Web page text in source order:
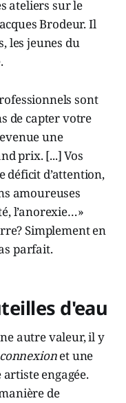
ateliers sur le
Brodeur. Il
les jeunes du
sont
de capter votre
une
prix. [...] Vos
déficit d’attention,
amoureuses
l’anorexie…»
Simplement en
parfait.
d'eau
autre valeur, il y
et une
engagée.
de